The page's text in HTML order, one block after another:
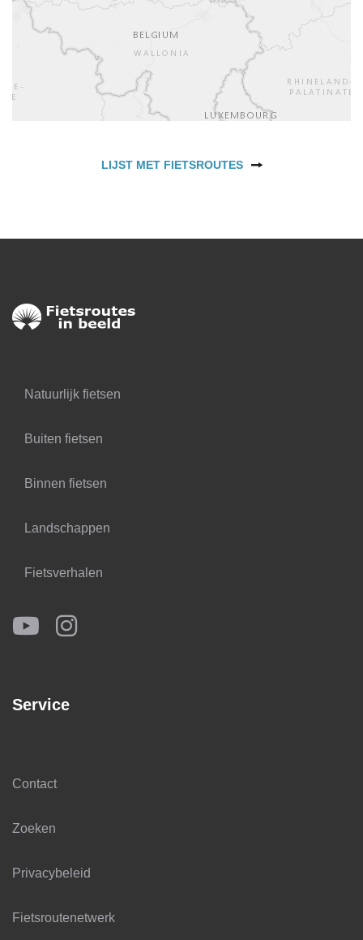
LIJST MET FIETSROUTES
Natuurlijk fietsen
Buiten fietsen
Binnen fietsen
Landschappen
Fietsverhalen
Service
Contact
Zoeken
Privacybeleid
Fietsroutenetwerk